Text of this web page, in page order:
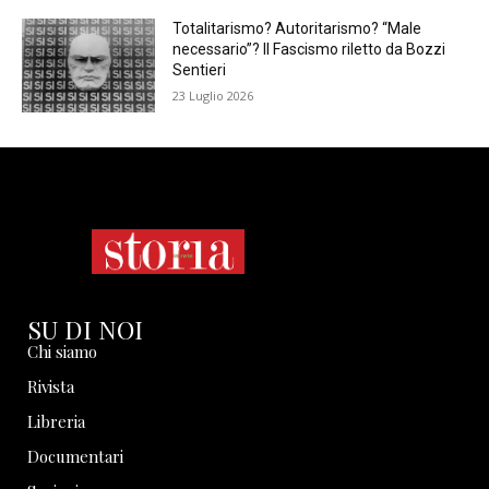
Totalitarismo? Autoritarismo? “Male
necessario”? Il Fascismo riletto da Bozzi
Sentieri
23 Luglio 2026
SU DI NOI
Chi siamo
Rivista
Libreria
Documentari